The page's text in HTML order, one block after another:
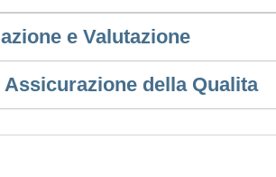
e Valutazione
della Qualita